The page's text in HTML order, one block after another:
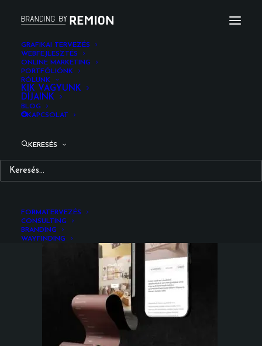
GRAFIKAI TERVEZÉS
WEBFEJLESZTÉS
ONLINE MARKETING
PORTFÓLIÓNK
RÓLUNK
KIK VAGYUNK
DÍJAINK
BLOG
KAPCSOLAT
KERESÉS
FORMATERVEZÉS
CONSULTING
BRANDING
WAYFINDING
adamo_web_telefon_rd_ea_2024619
Kezdőlap Logó